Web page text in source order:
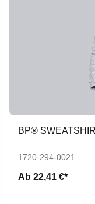
BP®
1720-294-0021
Ab 22,41 €*